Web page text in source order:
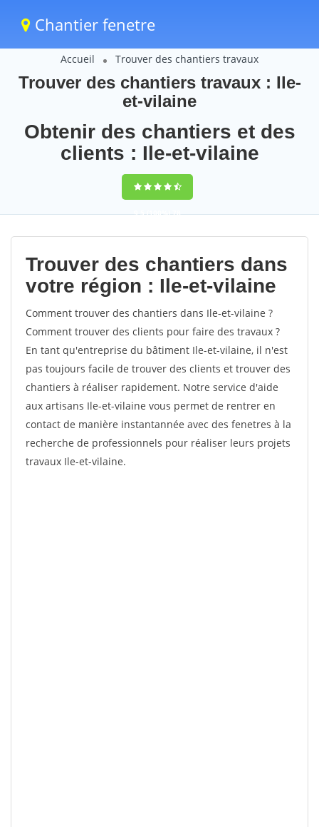
Chantier fenetre
Accueil Trouver des chantiers travaux
Trouver des chantiers travaux : Ile-
et-vilaine
Obtenir des chantiers et des
clients : Ile-et-vilaine
9,5(100%)78
votes
Trouver des chantiers dans
votre région : Ile-et-vilaine
Comment trouver des chantiers dans Ile-et-vilaine ?
Comment trouver des clients pour faire des travaux ?
En tant qu'entreprise du bâtiment Ile-et-vilaine, il n'est
pas toujours facile de trouver des clients et trouver des
chantiers à réaliser rapidement. Notre service d'aide
aux artisans Ile-et-vilaine vous permet de rentrer en
contact de manière instantannée avec des fenetres à la
recherche de professionnels pour réaliser leurs projets
travaux Ile-et-vilaine.